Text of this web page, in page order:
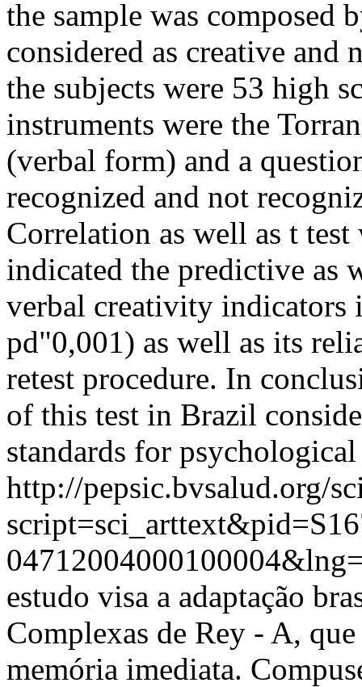
the sample was composed
considered as creative and
the subjects were 53 high
instruments were the
(verbal form) and a
recognized and not
Correlation as well as t
indicated the predictive as
verbal creativity indicators
pd"0,001) as well as its
retest procedure. In
of this test in Brazil
standards for
http://pepsic.bvsalud.org/
estudo visa a adaptação
Complexas de Rey - A,
memória imediata.